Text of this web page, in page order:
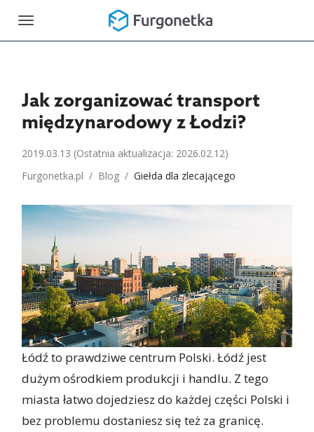
Toggle
Jak zorganizować transport
międzynarodowy z Łodzi?
2019.03.13 (Ostatnia aktualizacja: 2026.02.12)
Furgonetka.pl / Blog /Giełda dla zlecającego
Łódź to prawdziwe centrum Polski. Łódź jest
dużym ośrodkiem produkcji i handlu. Z tego
miasta łatwo dojedziesz do każdej części Polski i
bez problemu dostaniesz się też za granicę.